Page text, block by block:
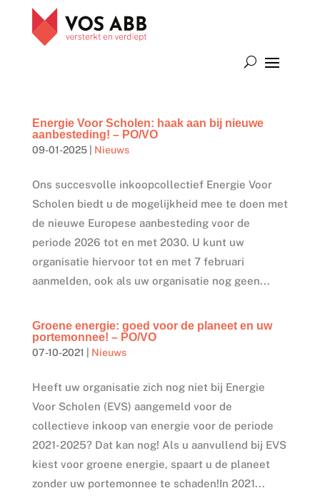
Energie Voor Scholen: haak aan bij nieuwe
aanbesteding! – PO/VO
09-01-2025| Nieuws
Ons succesvolle inkoopcollectief Energie Voor
Scholen biedt u de mogelijkheid mee te doen met
de nieuwe Europese aanbesteding voor de
periode 2026 tot en met 2030. U kunt uw
organisatie hiervoor tot en met 7 februari
aanmelden, ook als uw organisatie nog geen...
Groene energie: goed voor de planeet en uw
portemonnee! – PO/VO
07-10-2021 Nieuws
Heeft uw organisatie zich nog niet bij Energie
Voor Scholen (EVS) aangemeld voor de
collectieve inkoop van energie voor de periode
2021-2025? Dat kan nog! Als u aanvullend bij EVS
kiest voor groene energie, spaart u de planeet
zonder uw portemonnee te schaden!In 2021...